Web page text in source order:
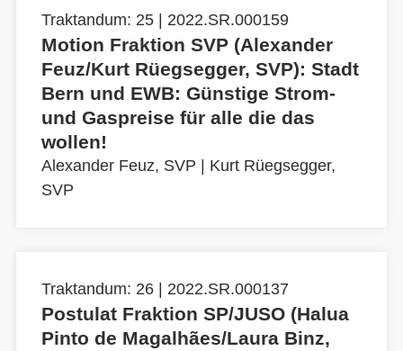
Traktandum: 25 | 2022.SR.000159
Motion Fraktion SVP (Alexander
Feuz/Kurt Rüegsegger, SVP): Stadt
Bern und EWB: Günstige Strom-
und Gaspreise für alle die das
wollen!
Alexander Feuz, SVP
Kurt Rüegsegger,
SVP
Traktandum: 26 | 2022.SR.000137
Postulat Fraktion SP/JUSO (Halua
Pinto de Magalhães/Laura Binz,